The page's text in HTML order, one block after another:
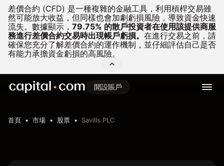
差價合約 (CFD) 是一種複雜的金融工具，利用槓桿交易雖
然可能放大收益，但同樣也會加劇虧損風險，導致資金快速
流失。 數據顯示， 79.75% 的散戶投資者在使用該提供商服
務進行差價合約交易時出現帳戶虧損。 在進行交易之前，請
確保您充分了解差價合約的運作機制，並仔細評估自己是否
有能力承擔資金虧損的高風險。
開設賬戶
首頁 市場 股票 Savills PLC